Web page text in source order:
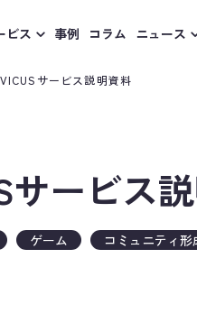
ビス 事例 コラム ニュース
サービス説明資料
サービス
ゲーム コミュニティ形